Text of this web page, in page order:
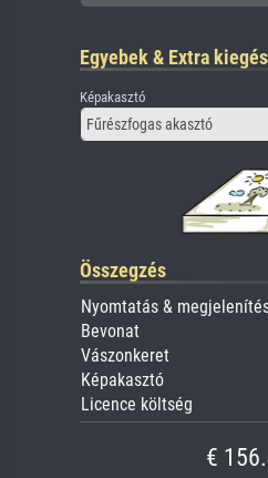
Egyebek & Extra
Képakasztó
Fűrészfogas akasztó
Összegzés
Nyomtatás &
Bevonat
Vászonkeret
Képakasztó
Licence költség
€